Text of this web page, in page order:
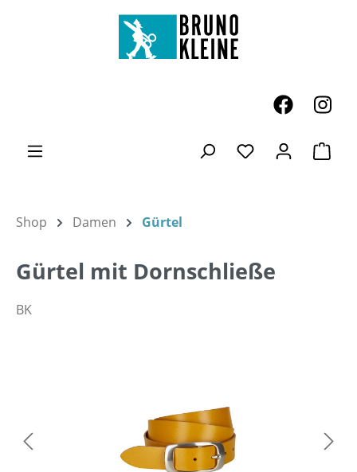
Zum Hauptinhalt springen
Du hast 0
Shop Damen Gürtel
Gürtel mit Dornschließe
BK